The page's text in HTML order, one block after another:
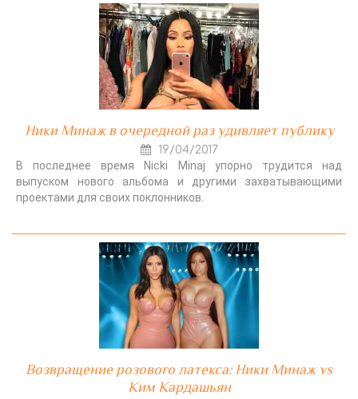
Ники Минаж в очередной раз удивляет публику
19/04/2017
В последнее время Nicki Minaj упорно трудится над
выпуском нового альбома и другими захватывающими
проектами для своих поклонников.
Возвращение розового латекса: Ники Минаж vs
Ким Кардашьян